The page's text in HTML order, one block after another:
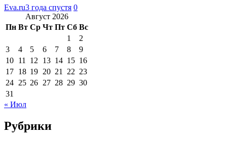
Eva.ru3 года спустя 0
Август 2026
Пн Вт Ср Чт Пт Сб Вс
1
2
3
4 5 6 7 8
9
10 11 12 13 14 15 16
17 18 19 20 21 22 23
24 25 26 27 28 29 30
31
« Июл
Рубрики